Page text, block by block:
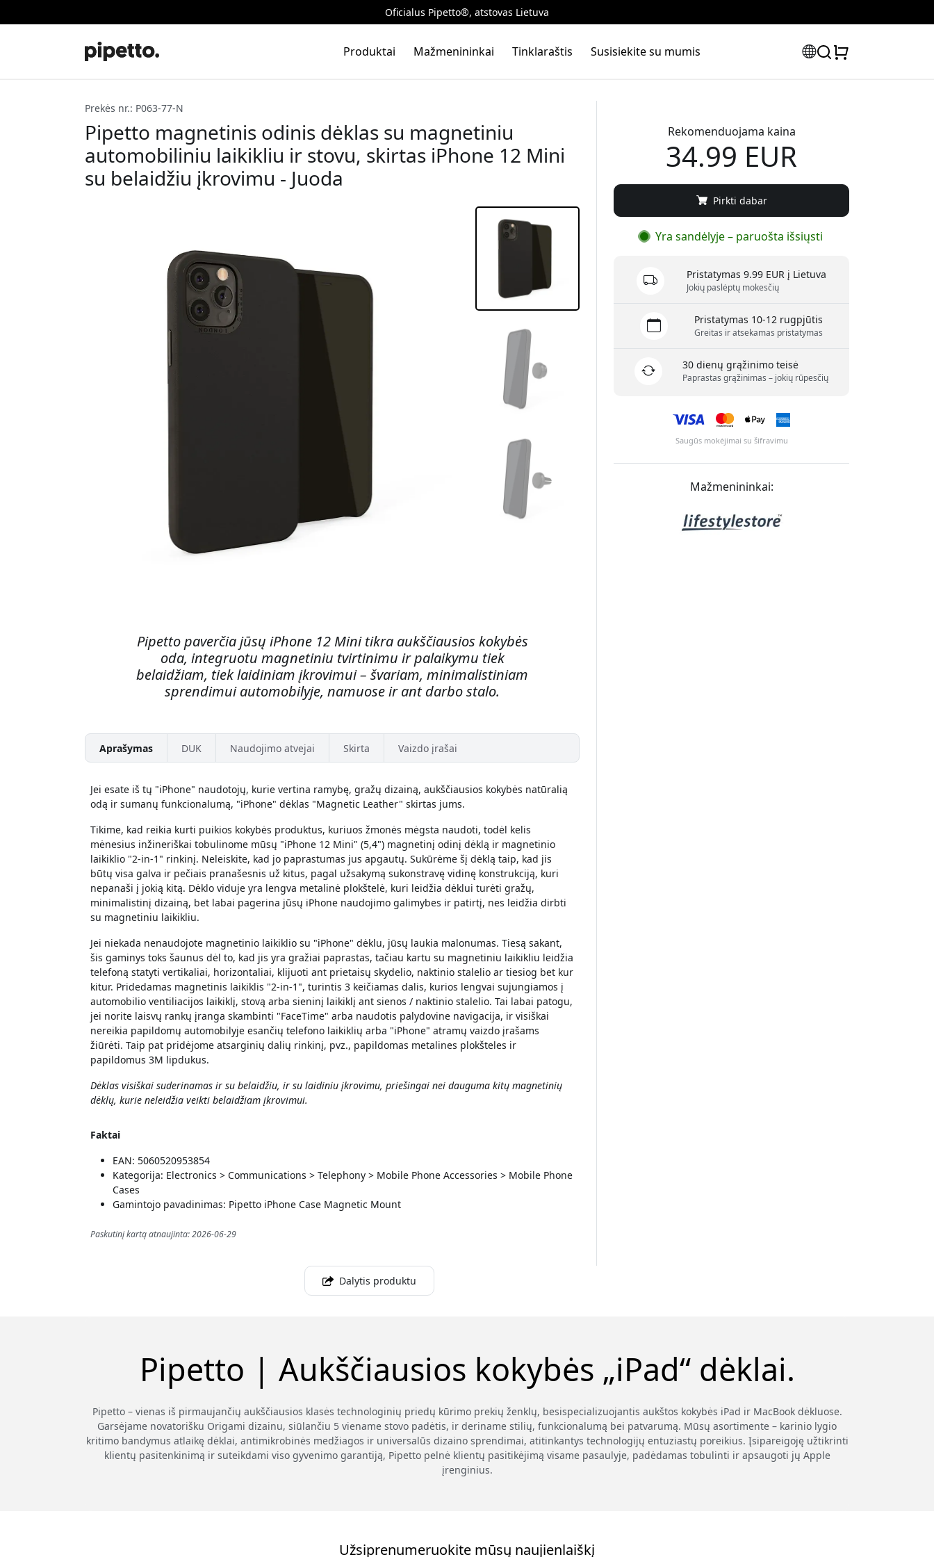
Oficialus Pipetto®, atstovas Lietuva
Produktai Mažmenininkai Tinklaraštis Susisiekite su mumis
Prekės nr.: P063-77-N
Pipetto magnetinis odinis dėklas su magnetiniu
automobiliniu laikikliu ir stovu, skirtas iPhone 12 Mini
su belaidžiu įkrovimu - Juoda
Pipetto paverčia jūsų iPhone 12 Mini tikra aukščiausios kokybės
oda, integruotu magnetiniu tvirtinimu ir palaikymu tiek
belaidžiam, tiek laidiniam įkrovimui – švariam, minimalistiniam
sprendimui automobilyje, namuose ir ant darbo stalo.
Aprašymas DUK Naudojimo atvejai Skirta Vaizdo įrašai
Jei esate iš tų "iPhone" naudotojų, kurie vertina ramybę, gražų dizainą, aukščiausios kokybės natūralią
odą ir sumanų funkcionalumą, "iPhone" dėklas "Magnetic Leather" skirtas jums.
Tikime, kad reikia kurti puikios kokybės produktus, kuriuos žmonės mėgsta naudoti, todėl kelis
mėnesius inžineriškai tobulinome mūsų "iPhone 12 Mini" (5,4") magnetinį odinį dėklą ir magnetinio
laikiklio "2-in-1" rinkinį. Neleiskite, kad jo paprastumas jus apgautų. Sukūrėme šį dėklą taip, kad jis
būtų visa galva ir pečiais pranašesnis už kitus, pagal užsakymą sukonstravę vidinę konstrukciją, kuri
nepanaši į jokią kitą. Dėklo viduje yra lengva metalinė plokštelė, kuri leidžia dėklui turėti gražų,
minimalistinį dizainą, bet labai pagerina jūsų iPhone naudojimo galimybes ir patirtį, nes leidžia dirbti
su magnetiniu laikikliu.
Jei niekada nenaudojote magnetinio laikiklio su "iPhone" dėklu, jūsų laukia malonumas. Tiesą sakant,
šis gaminys toks šaunus dėl to, kad jis yra gražiai paprastas, tačiau kartu su magnetiniu laikikliu leidžia
telefoną statyti vertikaliai, horizontaliai, klijuoti ant prietaisų skydelio, naktinio stalelio ar tiesiog bet kur
kitur. Pridedamas magnetinis laikiklis "2-in-1", turintis 3 keičiamas dalis, kurios lengvai sujungiamos į
automobilio ventiliacijos laikiklį, stovą arba sieninį laikiklį ant sienos / naktinio stalelio. Tai labai patogu,
jei norite laisvų rankų įranga skambinti "FaceTime" arba naudotis palydovine navigacija, ir visiškai
nereikia papildomų automobilyje esančių telefono laikiklių arba "iPhone" atramų vaizdo įrašams
žiūrėti. Taip pat pridėjome atsarginių dalių rinkinį, pvz., papildomas metalines plokšteles ir
papildomus 3M lipdukus.
Dėklas visiškai suderinamas ir su belaidžiu, ir su laidiniu įkrovimu, priešingai nei dauguma kitų magnetinių
dėklų, kurie neleidžia veikti belaidžiam įkrovimui.
Faktai
EAN: 5060520953854
Kategorija: Electronics > Communications > Telephony > Mobile Phone Accessories > Mobile Phone
Cases
Gamintojo pavadinimas: Pipetto iPhone Case Magnetic Mount
Paskutinį kartą atnaujinta: 2026-06-29
Rekomenduojama kaina
34.99 EUR
Pirkti dabar
Yra sandėlyje – paruošta išsiųsti
Pristatymas 9.99 EUR į Lietuva
Jokių paslėptų mokesčių
Pristatymas 10-12 rugpjūtis
Greitas ir atsekamas pristatymas
30 dienų grąžinimo teisė
Paprastas grąžinimas – jokių rūpesčių
Saugūs mokėjimai su šifravimu
Mažmenininkai:
Dalytis produktu
Pipetto | Aukščiausios kokybės „iPad“ dėklai.
Pipetto – vienas iš pirmaujančių aukščiausios klasės technologinių priedų kūrimo prekių ženklų, besispecializuojantis aukštos kokybės iPad ir MacBook dėkluose.
Garsėjame novatorišku Origami dizainu, siūlančiu 5 viename stovo padėtis, ir deriname stilių, funkcionalumą bei patvarumą. Mūsų asortimente – karinio lygio
kritimo bandymus atlaikę dėklai, antimikrobinės medžiagos ir universalūs dizaino sprendimai, atitinkantys technologijų entuziastų poreikius. Įsipareigoję užtikrinti
klientų pasitenkinimą ir suteikdami viso gyvenimo garantiją, Pipetto pelnė klientų pasitikėjimą visame pasaulyje, padėdamas tobulinti ir apsaugoti jų Apple
įrenginius.
Užsiprenumeruokite mūsų naujienlaiškį